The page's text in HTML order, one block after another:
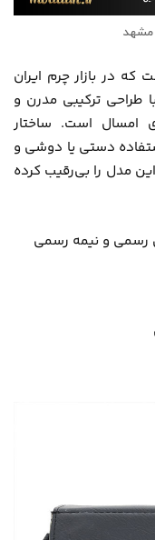
مشهد
در بازار چرم ایران
طراحی ترکیبی مدرن و
امسال است. ساختار
دستی یا دوشی و
مدل را بی‌رقیب کرده
رسمی و نیمه‌ رسمی